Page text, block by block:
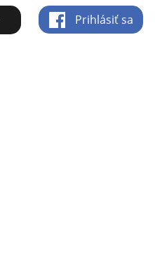
Prihlásiť sa